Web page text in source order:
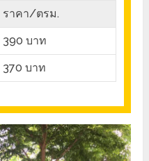
ราคา/ตรม.
390 บาท
370 บาท